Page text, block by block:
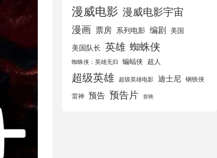
漫威电影 漫威电影宇宙
漫画 票房 系列电影 编剧 美国
美国队长 英雄 蜘蛛侠
蜘蛛侠：英雄无归 蝙蝠侠 超人
超级英雄 超级英雄电影 迪士尼 钢铁侠
雷神 预告 预告片 首映